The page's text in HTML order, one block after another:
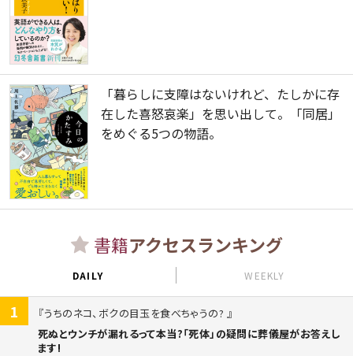
「暮らしに支障はないけれど、たしかに存
在した喜怒哀楽」を思い出して。「同居」
をめぐる5つの物語。
書籍アクセスランキング
DAILY WEEKLY
1
うちのネコ、ボクの目玉を食べちゃうの?
死ぬとウンチが漏れるって本当?「死体」の疑問に葬儀屋がお答えし
ます!